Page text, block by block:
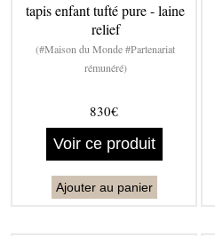
tapis enfant tufté pure - laine
relief
(#Maison du Monde #Partenariat
rémunéré)
830€
Voir ce produit
Ajouter au panier